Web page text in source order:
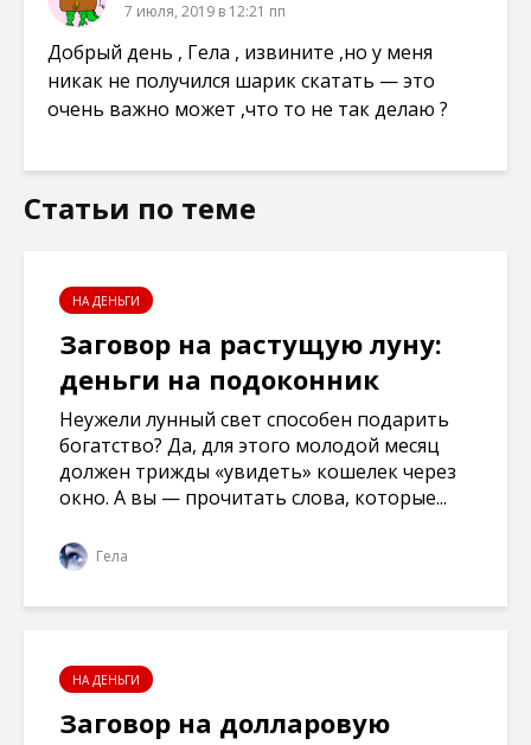
7 июля, 2019 в 12:21 пп
Добрый день , Гела , извините ,но у меня
никак не получился шарик скатать — это
очень важно может ,что то не так делаю ?
Статьи по теме
НА ДЕНЬГИ
Заговор на растущую луну:
деньги на подоконник
Неужели лунный свет способен подарить
богатство? Да, для этого молодой месяц
должен трижды «увидеть» кошелек через
окно. А вы — прочитать слова, которые...
Гела
НА ДЕНЬГИ
Заговор на долларовую